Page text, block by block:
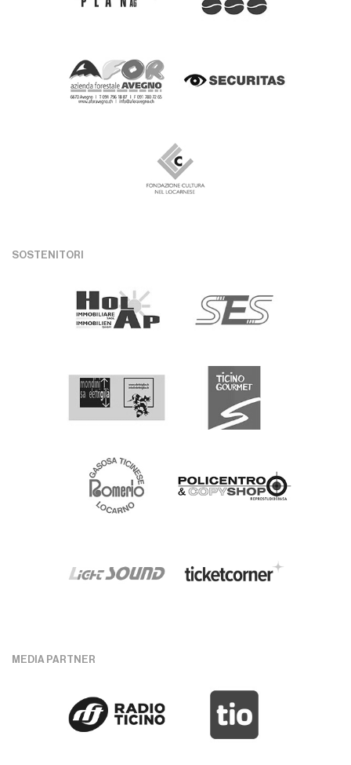
SOSTENITORI
MEDIA PARTNER